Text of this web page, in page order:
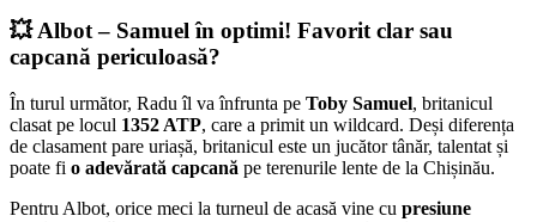
💥 Albot – Samuel în optimi! Favorit clar sau
capcană periculoasă?
În turul următor, Radu îl va înfrunta pe Toby Samuel, britanicul
clasat pe locul 1352 ATP, care a primit un wildcard. Deși diferența
de clasament pare uriașă, britanicul este un jucător tânăr, talentat și
poate fi o adevărată capcană pe terenurile lente de la Chișinău.
Pentru Albot, orice meci la turneul de acasă vine cu presiune